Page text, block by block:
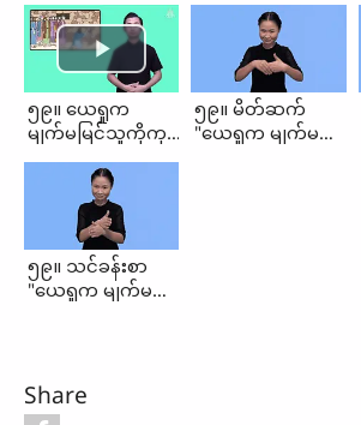
၅၉။ ယေရှုက
မျက်မမြင်သူကိုကု
ကျမ်းစာ၊
သင်ခန်းစာ)
၅၉။ မိတ်ဆက်
"ယေရှုက မျက်မမြင်
၅၉။ သင်ခန်းစာ
"ယေရှုက မျက်မမြင်
Share